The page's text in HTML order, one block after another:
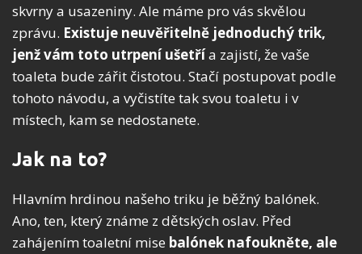
skvrny a usazeniny. Ale máme pro vás skvělou
zprávu. Existuje neuvěřitelně jednoduchý trik,
jenž vám toto utrpení ušetřía zajistí, že vaše
toaleta bude zářit čistotou. Stačí postupovat podle
tohoto návodu, a vyčistíte tak svou toaletu i v
místech, kam se nedostanete.
Jak na to?
Hlavním hrdinou našeho triku je běžný balónek.
Ano, ten, který známe z dětských oslav. Před
zahájením toaletní mise balónek nafoukněte, ale